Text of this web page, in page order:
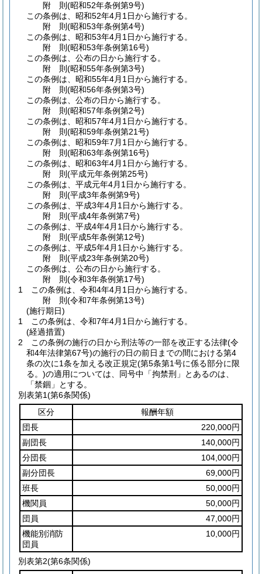
附 則(昭和52年条例第9号)
この条例は、昭和52年4月1日から施行する。
附 則(昭和53年条例第4号)
この条例は、昭和53年4月1日から施行する。
附 則(昭和53年条例第16号)
この条例は、公布の日から施行する。
附 則(昭和55年条例第3号)
この条例は、昭和55年4月1日から施行する。
附 則(昭和56年条例第3号)
この条例は、公布の日から施行する。
附 則(昭和57年条例第2号)
この条例は、昭和57年4月1日から施行する。
附 則(昭和59年条例第21号)
この条例は、昭和59年7月1日から施行する。
附 則(昭和63年条例第16号)
この条例は、昭和63年4月1日から施行する。
附 則(平成元年条例第25号)
この条例は、平成元年4月1日から施行する。
附 則(平成3年条例第9号)
この条例は、平成3年4月1日から施行する。
附 則(平成4年条例第7号)
この条例は、平成4年4月1日から施行する。
附 則(平成5年条例第12号)
この条例は、平成5年4月1日から施行する。
附 則(平成23年条例第20号)
この条例は、公布の日から施行する。
附 則(令和3年条例第17号)
1
この条例は、令和4年4月1日から施行する。
附 則(令和7年条例第13号)
(施行期日)
1
この条例は、令和7年4月1日から施行する。
(経過措置)
2
この条例の施行の日から刑法等の一部を改正する法律(令
和4年法律第67号)の施行の日の前日までの間における第4
条の次に1条を加える改正規定(第5条第1号に係る部分に限
る。)の適用については、同号中「拘禁刑」とあるのは、
「禁錮」とする。
別表第1(第6条関係)
区分
報酬年額
団長
220,000円
副団長
140,000円
分団長
104,000円
副分団長
69,000円
班長
50,000円
機関員
50,000円
団員
47,000円
機能別消防
団員
10,000円
別表第2(第6条関係)